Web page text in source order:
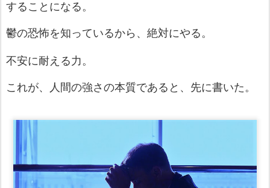
することになる。
鬱の恐怖を知っているから、絶対にやる。
不安に耐える力。
これが、人間の強さの本質であると、先に書いた。